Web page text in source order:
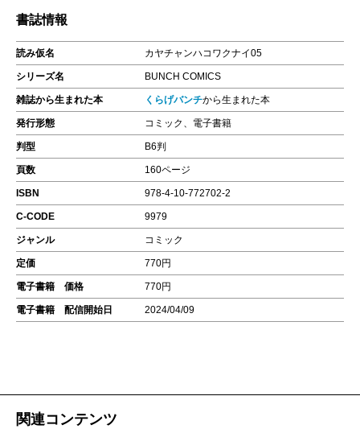
書誌情報
読み仮名 カヤチャンハコワクナイ05
シリーズ名 BUNCH COMICS
雑誌から生まれた本 くらげバンチから生まれた本
発行形態 コミック、電子書籍
判型 B6判
頁数 160ページ
ISBN 978-4-10-772702-2
C-CODE 9979
ジャンル コミック
定価 770円
電子書籍 価格 770円
電子書籍 配信開始日 2024/04/09
関連コンテンツ